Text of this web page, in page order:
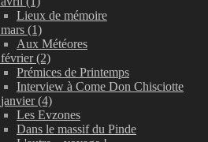
Lieux de mémoire
mars (1)
Aux Météores
février (2)
Prémices de Printemps
Interview à Come Don Chisciotte
janvier (4)
Les Evzones
Dans le massif du Pinde